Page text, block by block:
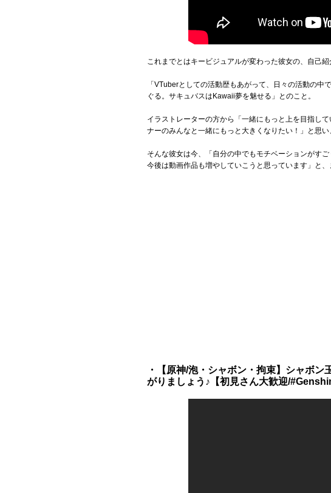
これまでとはキービジュアルが変わった彼女の、自己紹
「VTuberとしての活動歴もあがって、日々の活動の
ぐる。サキュバスはKawaii夢を魅せる」とのこと。
イラストレーターの方から「一緒にもっと上を目指し
ナーのみんなと一緒にもっと大きくなりたい！」と思
そんな彼女は今、「自分の中でもモチベーションがす
今後は動画作品も増やしていこうと思っています」と
・【原神/泡・シャボン・拘束】シャボ
がりましょう♪【初見さん大歓迎/